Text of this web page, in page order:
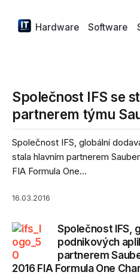
Hardware Software
Společnost IFS se
partnerem týmu
Společnost IFS, globální
stala hlavním partnerem
FIA Formula One...
16.03.2016
Společnost IFS,
podnikových
partnerem
2016 FIA Formula One